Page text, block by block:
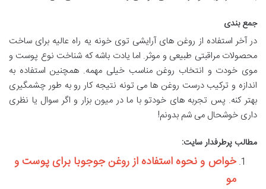
جمع بندی
در آخر استفاده از روغن های آرایشی توی خونه یه راه عالیه برای ساخت
محصولات مراقبتی طبیعی و موثر. اما یادت باشه که شناخت نوع پوست و
موی خودت و انتخاب روغن مناسب خیلی مهمه. همچنین استفاده به
اندازه و ترکیب درست روغن ها می تونه نتیجه کار رو به طور چشمگیری
بهتر کنه. پس تجربه های خودتو با ما در میون بزار و اگر سوال یا نظری
داری خوشحال می شم بدونم!
مطالب پرطرفدار سایت:
خواص و نحوه استفاده از روغن جوجوبا برای پوست و
مو